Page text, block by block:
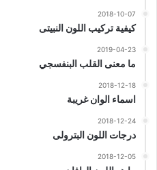
2018-10-07
كيفية تركيب اللون النبيتى
2019-04-23
ما معنى القلب البنفسجي
2018-12-18
اسماء الوان غريبة
2018-12-24
درجات اللون البترولى
2018-12-05